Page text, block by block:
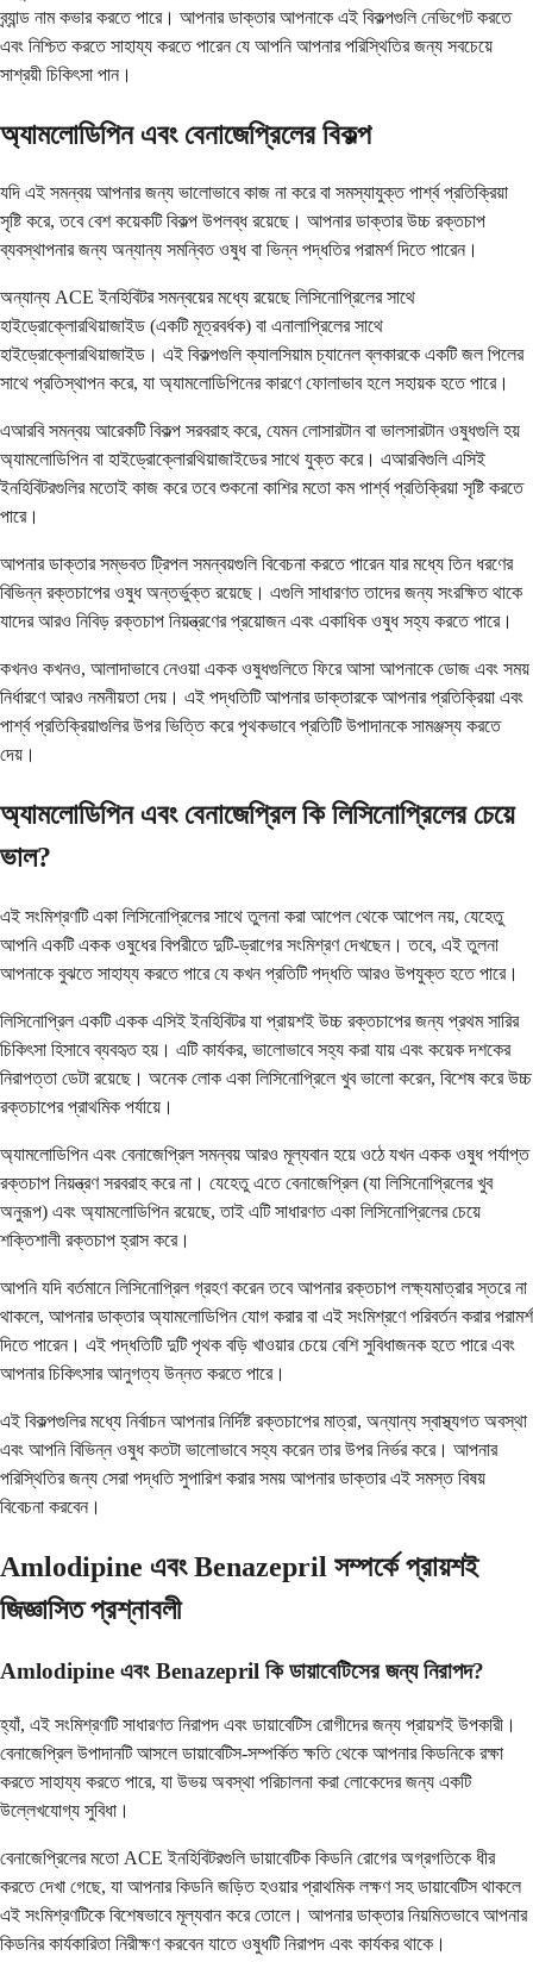
ব্র্যান্ড নাম কভার করতে পারে। আপনার ডাক্তার আপনাকে এই বিকল্পগুলি নেভিগেট করতে
এবং নিশ্চিত করতে সাহায্য করতে পারেন যে আপনি আপনার পরিস্থিতির জন্য সবচেয়ে
সাশ্রয়ী চিকিৎসা পান।
অ্যামলোডিপিন এবং বেনাজেপ্রিলের বিকল্প
যদি এই সমন্বয় আপনার জন্য ভালোভাবে কাজ না করে বা সমস্যাযুক্ত পার্শ্ব প্রতিক্রিয়া
সৃষ্টি করে, তবে বেশ কয়েকটি বিকল্প উপলব্ধ রয়েছে। আপনার ডাক্তার উচ্চ রক্তচাপ
ব্যবস্থাপনার জন্য অন্যান্য সমন্বিত ওষুধ বা ভিন্ন পদ্ধতির পরামর্শ দিতে পারেন।
অন্যান্য ACE ইনহিবিটর সমন্বয়ের মধ্যে রয়েছে লিসিনোপ্রিলের সাথে
হাইড্রোক্লোরথিয়াজাইড (একটি মূত্রবর্ধক) বা এনালাপ্রিলের সাথে
হাইড্রোক্লোরথিয়াজাইড। এই বিকল্পগুলি ক্যালসিয়াম চ্যানেল ব্লকারকে একটি জল পিলের
সাথে প্রতিস্থাপন করে, যা অ্যামলোডিপিনের কারণে ফোলাভাব হলে সহায়ক হতে পারে।
এআরবি সমন্বয় আরেকটি বিকল্প সরবরাহ করে, যেমন লোসারটান বা ভালসারটান ওষুধগুলি হয়
অ্যামলোডিপিন বা হাইড্রোক্লোরথিয়াজাইডের সাথে যুক্ত করে। এআরবিগুলি এসিই
ইনহিবিটরগুলির মতোই কাজ করে তবে শুকনো কাশির মতো কম পার্শ্ব প্রতিক্রিয়া সৃষ্টি করতে
পারে।
আপনার ডাক্তার সম্ভবত ট্রিপল সমন্বয়গুলি বিবেচনা করতে পারেন যার মধ্যে তিন ধরণের
বিভিন্ন রক্তচাপের ওষুধ অন্তর্ভুক্ত রয়েছে। এগুলি সাধারণত তাদের জন্য সংরক্ষিত থাকে
যাদের আরও নিবিড় রক্তচাপ নিয়ন্ত্রণের প্রয়োজন এবং একাধিক ওষুধ সহ্য করতে পারে।
কখনও কখনও, আলাদাভাবে নেওয়া একক ওষুধগুলিতে ফিরে আসা আপনাকে ডোজ এবং সময়
নির্ধারণে আরও নমনীয়তা দেয়। এই পদ্ধতিটি আপনার ডাক্তারকে আপনার প্রতিক্রিয়া এবং
পার্শ্ব প্রতিক্রিয়াগুলির উপর ভিত্তি করে পৃথকভাবে প্রতিটি উপাদানকে সামঞ্জস্য করতে
দেয়।
অ্যামলোডিপিন এবং বেনাজেপ্রিল কি লিসিনোপ্রিলের চেয়ে
ভাল?
এই সংমিশ্রণটি একা লিসিনোপ্রিলের সাথে তুলনা করা আপেল থেকে আপেল নয়, যেহেতু
আপনি একটি একক ওষুধের বিপরীতে দুটি-ড্রাগের সংমিশ্রণ দেখছেন। তবে, এই তুলনা
আপনাকে বুঝতে সাহায্য করতে পারে যে কখন প্রতিটি পদ্ধতি আরও উপযুক্ত হতে পারে।
লিসিনোপ্রিল একটি একক এসিই ইনহিবিটর যা প্রায়শই উচ্চ রক্তচাপের জন্য প্রথম সারির
চিকিৎসা হিসাবে ব্যবহৃত হয়। এটি কার্যকর, ভালোভাবে সহ্য করা যায় এবং কয়েক দশকের
নিরাপত্তা ডেটা রয়েছে। অনেক লোক একা লিসিনোপ্রিলে খুব ভালো করেন, বিশেষ করে উচ্চ
রক্তচাপের প্রাথমিক পর্যায়ে।
অ্যামলোডিপিন এবং বেনাজেপ্রিল সমন্বয় আরও মূল্যবান হয়ে ওঠে যখন একক ওষুধ পর্যাপ্ত
রক্তচাপ নিয়ন্ত্রণ সরবরাহ করে না। যেহেতু এতে বেনাজেপ্রিল (যা লিসিনোপ্রিলের খুব
অনুরূপ) এবং অ্যামলোডিপিন রয়েছে, তাই এটি সাধারণত একা লিসিনোপ্রিলের চেয়ে
শক্তিশালী রক্তচাপ হ্রাস করে।
আপনি যদি বর্তমানে লিসিনোপ্রিল গ্রহণ করেন তবে আপনার রক্তচাপ লক্ষ্যমাত্রার স্তরে না
থাকলে, আপনার ডাক্তার অ্যামলোডিপিন যোগ করার বা এই সংমিশ্রণে পরিবর্তন করার পরামর্শ
দিতে পারেন। এই পদ্ধতিটি দুটি পৃথক বড়ি খাওয়ার চেয়ে বেশি সুবিধাজনক হতে পারে এবং
আপনার চিকিৎসার আনুগত্য উন্নত করতে পারে।
এই বিকল্পগুলির মধ্যে নির্বাচন আপনার নির্দিষ্ট রক্তচাপের মাত্রা, অন্যান্য স্বাস্থ্যগত অবস্থা
এবং আপনি বিভিন্ন ওষুধ কতটা ভালোভাবে সহ্য করেন তার উপর নির্ভর করে। আপনার
পরিস্থিতির জন্য সেরা পদ্ধতি সুপারিশ করার সময় আপনার ডাক্তার এই সমস্ত বিষয়
বিবেচনা করবেন।
Amlodipine এবং Benazepril সম্পর্কে প্রায়শই
জিজ্ঞাসিত প্রশ্নাবলী
Amlodipine এবং Benazepril কি ডায়াবেটিসের জন্য নিরাপদ?
হ্যাঁ, এই সংমিশ্রণটি সাধারণত নিরাপদ এবং ডায়াবেটিস রোগীদের জন্য প্রায়শই উপকারী।
বেনাজেপ্রিল উপাদানটি আসলে ডায়াবেটিস-সম্পর্কিত ক্ষতি থেকে আপনার কিডনিকে রক্ষা
করতে সাহায্য করতে পারে, যা উভয় অবস্থা পরিচালনা করা লোকেদের জন্য একটি
উল্লেখযোগ্য সুবিধা।
বেনাজেপ্রিলের মতো ACE ইনহিবিটরগুলি ডায়াবেটিক কিডনি রোগের অগ্রগতিকে ধীর
করতে দেখা গেছে, যা আপনার কিডনি জড়িত হওয়ার প্রাথমিক লক্ষণ সহ ডায়াবেটিস থাকলে
এই সংমিশ্রণটিকে বিশেষভাবে মূল্যবান করে তোলে। আপনার ডাক্তার নিয়মিতভাবে আপনার
কিডনির কার্যকারিতা নিরীক্ষণ করবেন যাতে ওষুধটি নিরাপদ এবং কার্যকর থাকে।